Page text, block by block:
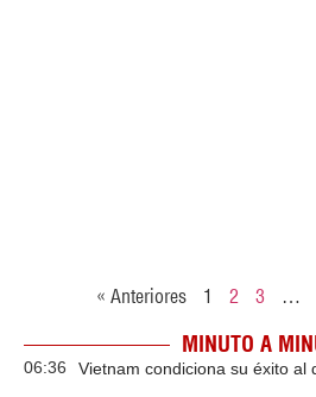
« Anteriores 1 2 3 …
MINUTO A
06:36 Vietnam condiciona su éxito al